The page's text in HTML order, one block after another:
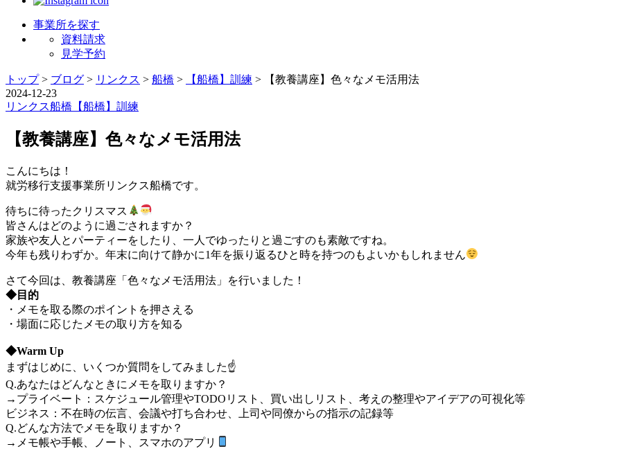
事業所を探す
資料請求
見学予約
トップ> ブログ > リンクス > 船橋 > 【船橋】訓練 >
【教養講座】色々なメモ活用法
2024-12-23
リンクス船橋 【船橋】訓練
【教養講座】色々なメモ活用法
こんにちは！
就労移行支援事業所リンクス船橋です。
待ちに待ったクリスマス
皆さんはどのように過ごされますか？
家族や友人とパーティーをしたり、一人でゆったりと過ごすのも素敵ですね。
今年も残りわずか。年末に向けて静かに1年を振り返るひと時を持つのもよいかもしれません
さて今回は、教養講座「色々なメモ活用法」を行いました！
◆目的
・メモを取る際のポイントを押さえる
・場面に応じたメモの取り方を知る
◆Warm Up
まずはじめに、いくつか質問をしてみました☝️
Q.あなたはどんなときにメモを取りますか？
→プライベート：スケジュール管理やTODOリスト、買い出しリスト、考えの整理やアイデアの可視化等
ビジネス：不在時の伝言、会議や打ち合わせ、上司や同僚からの指示の記録等
Q.どんな方法でメモを取りますか？
→メモ帳や手帳、ノート、スマホのアプリ